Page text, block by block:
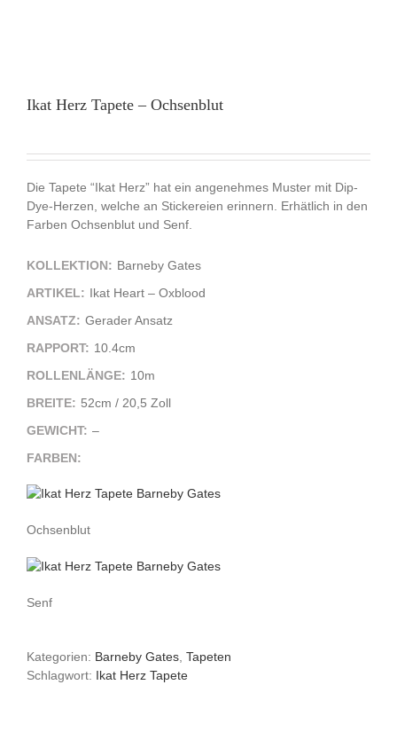
Ikat Herz Tapete – Ochsenblut
Die Tapete “Ikat Herz” hat ein angenehmes Muster mit Dip-
Dye-Herzen, welche an Stickereien erinnern. Erhätlich in den
Farben Ochsenblut und Senf.
KOLLEKTION: Barneby Gates
ARTIKEL: Ikat Heart – Oxblood
ANSATZ: Gerader Ansatz
RAPPORT: 10.4cm
ROLLENLÄNGE: 10m
BREITE: 52cm / 20,5 Zoll
GEWICHT: –
FARBEN:
Ochsenblut
Senf
Kategorien: Barneby Gates Tapeten
Schlagwort: Ikat Herz Tapete